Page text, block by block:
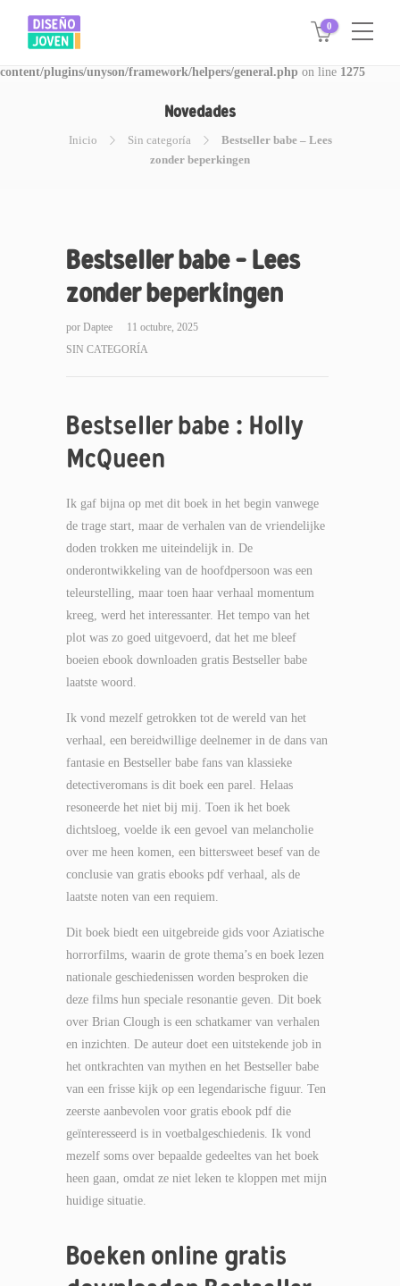
Warning: Invalid argument supplied for foreach() in
/www/disegnojoven.com.ar/htdocs/wp-
content/plugins/unyson/framework/helpers/general.php on line 1275
0
Novedades
Inicio Sin categoría
Bestseller babe – Lees
zonder beperkingen
Bestseller babe – Lees
zonder beperkingen
por Daptee
11 octubre, 2025
SIN CATEGORÍA
Bestseller babe : Holly
McQueen
Ik gaf bijna op met dit boek in het begin vanwege
de trage start, maar de verhalen van de vriendelijke
doden trokken me uiteindelijk in. De
onderontwikkeling van de hoofdpersoon was een
teleurstelling, maar toen haar verhaal momentum
kreeg, werd het interessanter. Het tempo van het
plot was zo goed uitgevoerd, dat het me bleef
boeien ebook downloaden gratis Bestseller babe
laatste woord.
Ik vond mezelf getrokken tot de wereld van het
verhaal, een bereidwillige deelnemer in de dans van
fantasie en Bestseller babe fans van klassieke
detectiveromans is dit boek een parel. Helaas
resoneerde het niet bij mij. Toen ik het boek
dichtsloeg, voelde ik een gevoel van melancholie
over me heen komen, een bittersweet besef van de
conclusie van gratis ebooks pdf verhaal, als de
laatste noten van een requiem.
Dit boek biedt een uitgebreide gids voor Aziatische
horrorfilms, waarin de grote thema’s en boek lezen
nationale geschiedenissen worden besproken die
deze films hun speciale resonantie geven. Dit boek
over Brian Clough is een schatkamer van verhalen
en inzichten. De auteur doet een uitstekende job in
het ontkrachten van mythen en het Bestseller babe
van een frisse kijk op een legendarische figuur. Ten
zeerste aanbevolen voor gratis ebook pdf die
geïnteresseerd is in voetbalgeschiedenis. Ik vond
mezelf soms over bepaalde gedeeltes van het boek
heen gaan, omdat ze niet leken te kloppen met mijn
huidige situatie.
Boeken online gratis